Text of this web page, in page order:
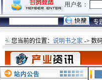
专
您当前的位置： 说明书之家 -> 数
站内公告